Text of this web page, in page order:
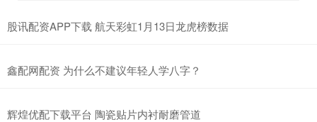
股讯配资APP下载 航天彩虹1月13日龙虎榜数据
鑫配网配资 为什么不建议年轻人学八字？
辉煌优配下载平台 陶瓷贴片内衬耐磨管道